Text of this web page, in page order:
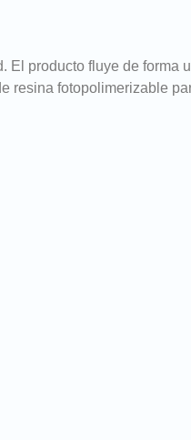
producto fluye de forma
resina fotopolimerizable